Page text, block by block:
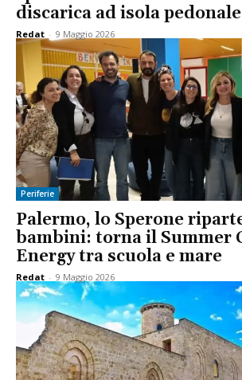
discarica ad isola pedonale
Redat - 9 Maggio 2026
Periferie
Palermo, lo Sperone
bambini: torna il Summer
Energy tra scuola e mare
Redat - 9 Maggio 2026